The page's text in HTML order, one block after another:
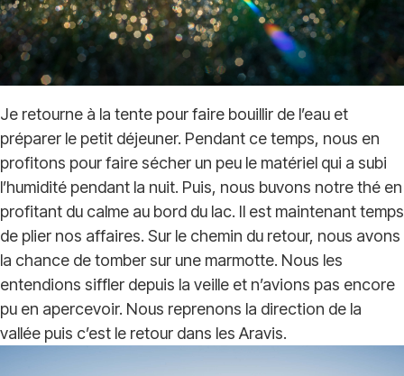
Je retourne à la tente pour faire bouillir de l’eau et
préparer le petit déjeuner. Pendant ce temps, nous en
profitons pour faire sécher un peu le matériel qui a subi
l’humidité pendant la nuit. Puis, nous buvons notre thé en
profitant du calme au bord du lac. Il est maintenant temps
de plier nos affaires. Sur le chemin du retour, nous avons
la chance de tomber sur une marmotte. Nous les
entendions siffler depuis la veille et n’avions pas encore
pu en apercevoir. Nous reprenons la direction de la
vallée puis c’est le retour dans les Aravis.